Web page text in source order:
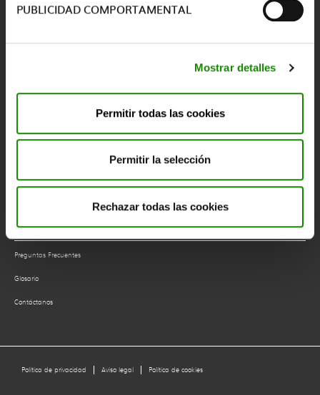
PUBLICIDAD COMPORTAMENTAL
Mostrar detalles
Permitir todas las cookies
Permitir la selección
Rechazar todas las cookies
Datos
Envases domésticos ligeros
Ecoembes responde
Preguntas Frecuentes
Glosario
Contáctanos
Política de privacidad Aviso legal Política de cookies